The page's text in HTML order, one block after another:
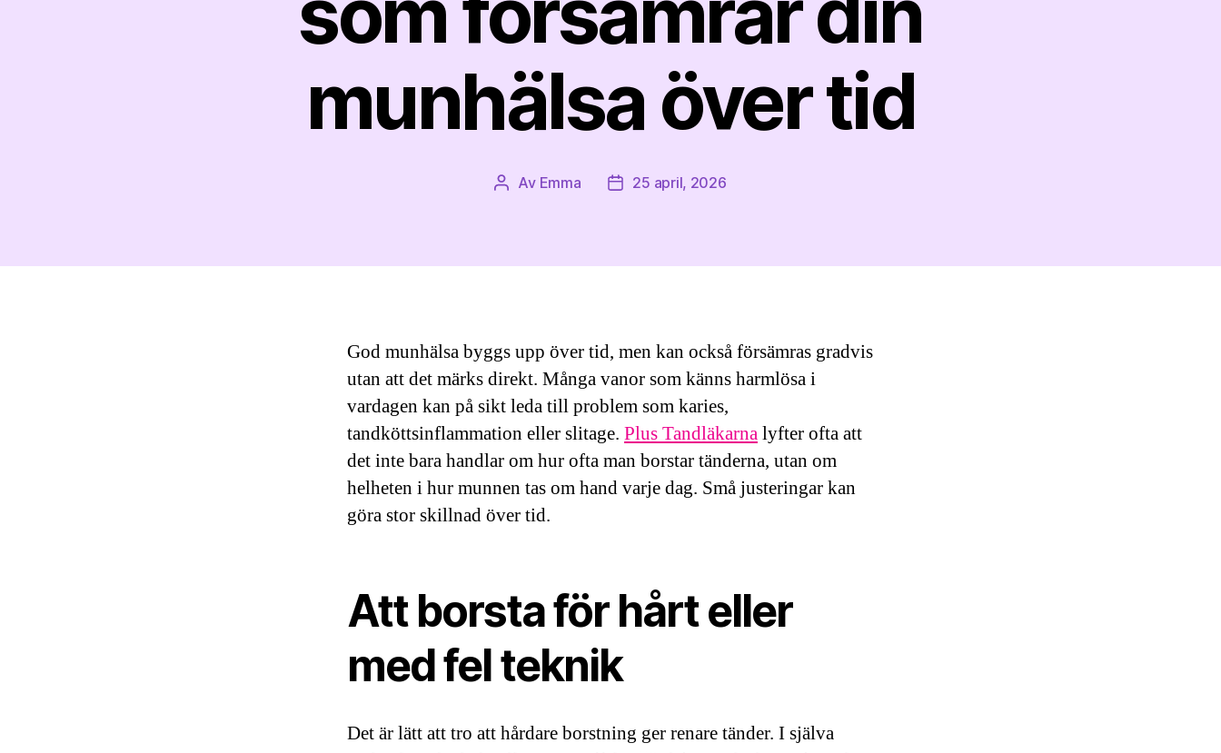
munhälsa över tid
Inläggsförfattare
Av Emma Inläggsdatum
25 april, 2026
God munhälsa byggs upp över tid, men kan också försämras gradvis
utan att det märks direkt. Många vanor som känns harmlösa i
vardagen kan på sikt leda till problem som karies,
tandköttsinflammation eller slitage. Plus Tandläkarnalyfter ofta att
det inte bara handlar om hur ofta man borstar tänderna, utan om
helheten i hur munnen tas om hand varje dag. Små justeringar kan
göra stor skillnad över tid.
Att borsta för hårt eller
med fel teknik
Det är lätt att tro att hårdare borstning ger renare tänder. I själva